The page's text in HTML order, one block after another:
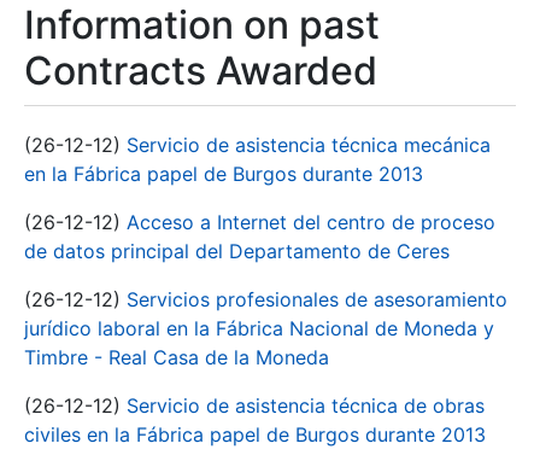
Information on past
Contracts Awarded
(26-12-12) Servicio de asistencia técnica mecánica
en la Fábrica papel de Burgos durante 2013
(26-12-12) Acceso a Internet del centro de proceso
de datos principal del Departamento de Ceres
(26-12-12) Servicios profesionales de asesoramiento
jurídico laboral en la Fábrica Nacional de Moneda y
Timbre - Real Casa de la Moneda
(26-12-12) Servicio de asistencia técnica de obras
civiles en la Fábrica papel de Burgos durante 2013